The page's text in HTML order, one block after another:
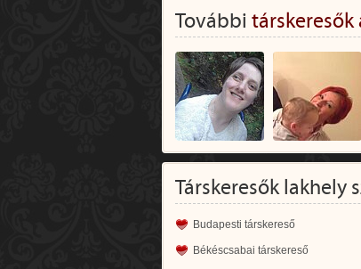
További társkeresők
Társkeresők lakhely
Budapesti társkereső
Békéscsabai társkereső